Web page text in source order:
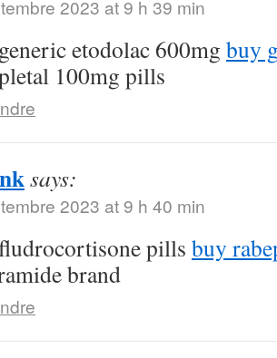
2023 at 9 h 39 min
etodolac 600mg buy
100mg pills
says:
2023 at 9 h 40 min
pills buy
brand